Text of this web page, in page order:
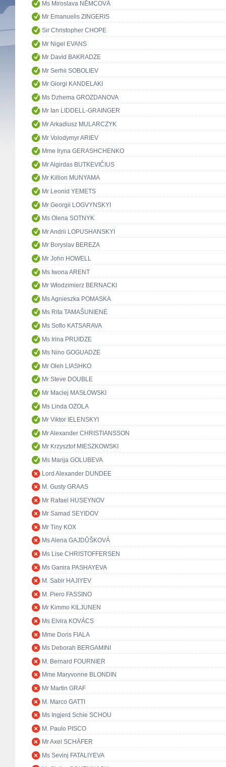
Ms Miroslava NĚMCOVÁ
Mr Emanuelis ZINGERIS
Sir Christopher CHOPE
Mr Nigel EVANS
Mr David BAKRADZE
Mr Serhii SOBOLIEV
Mr Giorgi KANDELAKI
Ms Dzhema GROZDANOVA
Mr Ian LIDDELL-GRAINGER
Mr Arkadiusz MULARCZYK
Mr Volodymyr ARIEV
Mme Iryna GERASHCHENKO
Mr Algirdas BUTKEVIČIUS
Mr Killion MUNYAMA
Mr Leonid YEMETS
Mr Georgii LOGVYNSKYI
Ms Olena SOTNYK
Mr Andrii LOPUSHANSKYI
Mr Boryslav BEREZA
Mr John HOWELL
Ms Iwona ARENT
Mr Włodzimierz BERNACKI
Ms Agnieszka POMASKA
Ms Rita TAMAŠUNIENĖ
Ms Sofio KATSARAVA
Ms Irina PRUIDZE
Ms Nino GOGUADZE
Mr Oleh LIASHKO
Mr Steve DOUBLE
Mr Maciej MASŁOWSKI
Ms Linda OZOLA
Mr Viktor IELENSKYI
Mr Alexander CHRISTIANSSON
Mr Krzysztof MIESZKOWSKI
Ms Marija GOLUBEVA
Lord Alexander DUNDEE
M. Gusty GRAAS
Mr Rafael HUSEYNOV
Mr Samad SEYIDOV
Mr Tiny KOX
Ms Alena GAJDŮŠKOVÁ
Ms Lise CHRISTOFFERSEN
Ms Ganira PASHAYEVA
M. Sabir HAJIYEV
M. Piero FASSINO
Mr Kimmo KILJUNEN
Ms Elvira KOVÁCS
Mme Doris FIALA
Ms Deborah BERGAMINI
M. Bernard FOURNIER
Mme Maryvonne BLONDIN
Mr Martin GRAF
M. Marco GATTI
Ms Ingjerd Schie SCHOU
M. Paulo PISCO
Mr Axel SCHÄFER
Ms Sevinj FATALIYEVA